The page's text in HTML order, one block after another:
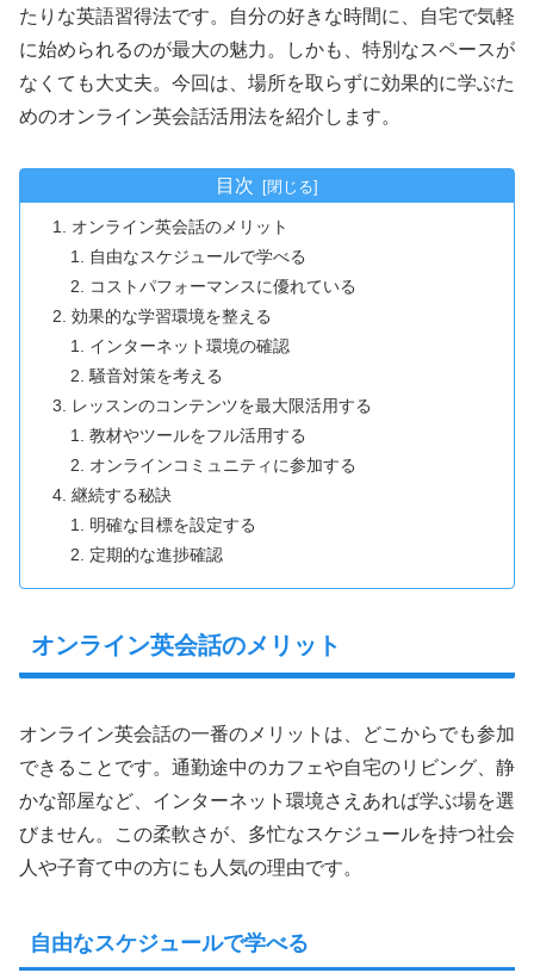
たりな英語習得法です。自分の好きな時間に、自宅で気軽
に始められるのが最大の魅力。しかも、特別なスペースが
なくても大丈夫。今回は、場所を取らずに効果的に学ぶた
めのオンライン英会話活用法を紹介します。
目次
オンライン英会話のメリット
自由なスケジュールで学べる
コストパフォーマンスに優れている
効果的な学習環境を整える
インターネット環境の確認
騒音対策を考える
レッスンのコンテンツを最大限活用する
教材やツールをフル活用する
オンラインコミュニティに参加する
継続する秘訣
明確な目標を設定する
定期的な進捗確認
オンライン英会話のメリット
オンライン英会話の一番のメリットは、どこからでも参加
できることです。通勤途中のカフェや自宅のリビング、静
かな部屋など、インターネット環境さえあれば学ぶ場を選
びません。この柔軟さが、多忙なスケジュールを持つ社会
人や子育て中の方にも人気の理由です。
自由なスケジュールで学べる